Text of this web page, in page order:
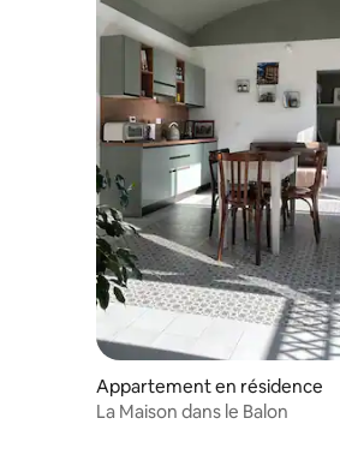
Appartement en résidence
La Maison dans le Balon